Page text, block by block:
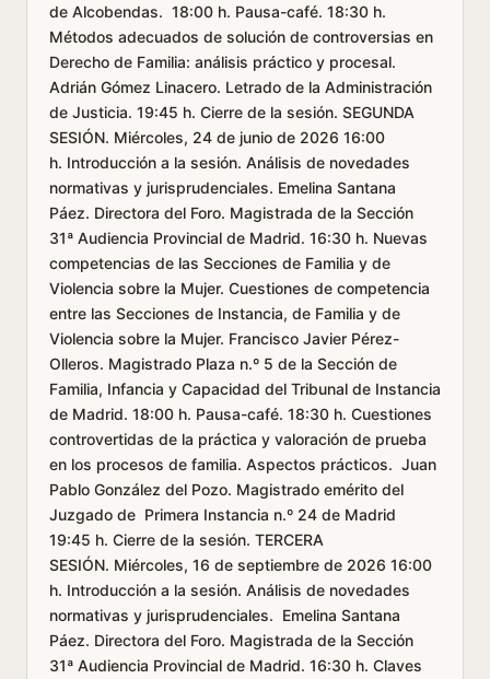
de Alcobendas. 18:00 h. Pausa-café. 18:30 h.
Métodos adecuados de solución de controversias en
Derecho de Familia: análisis práctico y procesal.
Adrián Gómez Linacero. Letrado de la Administración
de Justicia. 19:45 h. Cierre de la sesión. SEGUNDA
SESIÓN. Miércoles, 24 de junio de 2026 16:00
h. Introducción a la sesión. Análisis de novedades
normativas y jurisprudenciales. Emelina Santana
Páez. Directora del Foro. Magistrada de la Sección
31ª Audiencia Provincial de Madrid. 16:30 h. Nuevas
competencias de las Secciones de Familia y de
Violencia sobre la Mujer. Cuestiones de competencia
entre las Secciones de Instancia, de Familia y de
Violencia sobre la Mujer. Francisco Javier Pérez-
Olleros. Magistrado Plaza n.º 5 de la Sección de
Familia, Infancia y Capacidad del Tribunal de Instancia
de Madrid. 18:00 h. Pausa-café. 18:30 h. Cuestiones
controvertidas de la práctica y valoración de prueba
en los procesos de familia. Aspectos prácticos. Juan
Pablo González del Pozo. Magistrado emérito del
Juzgado de Primera Instancia n.º 24 de Madrid
19:45 h. Cierre de la sesión. TERCERA
SESIÓN. Miércoles, 16 de septiembre de 2026 16:00
h. Introducción a la sesión. Análisis de novedades
normativas y jurisprudenciales. Emelina Santana
Páez. Directora del Foro. Magistrada de la Sección
31ª Audiencia Provincial de Madrid. 16:30 h. Claves